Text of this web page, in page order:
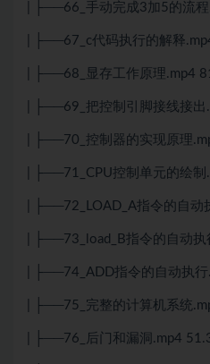
| ├──66_手动完成3加5的流
| ├──67_c代码执行的解释
| ├──68_显存工作原理.mp4
| ├──69_把控制引脚接线接
| ├──70_控制器的实现原理
| ├──71_CPU控制单元的绘
| ├──72_LOAD_A指令的自动
| ├──73_load_B指令的自动
| ├──74_ADD指令的自动执
| ├──75_完整的计算机系统
| ├──76_后门和漏洞.mp4